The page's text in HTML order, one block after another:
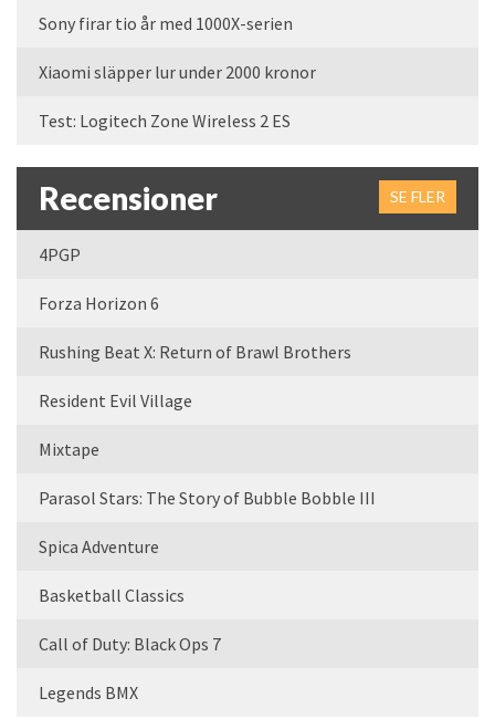
Sony firar tio år med 1000X-serien
Xiaomi släpper lur under 2000 kronor
Test: Logitech Zone Wireless 2 ES
Recensioner SE FLER
4PGP
Forza Horizon 6
Rushing Beat X: Return of Brawl Brothers
Resident Evil Village
Mixtape
Parasol Stars: The Story of Bubble Bobble III
Spica Adventure
Basketball Classics
Call of Duty: Black Ops 7
Legends BMX